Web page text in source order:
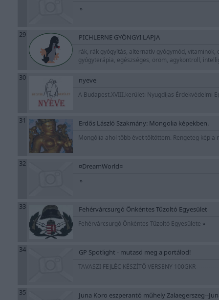
»
29 PICHLERNE GYÖNGYI LAPJA
rák, rák gyógyítás, alternatív gyógymód,
gyógyterápia, egészséges, öröm, agykontroll,
30 nyeve
A Budapest.XVIII.kerületi Nyugdíjas Érdekvédelmi
31 Erdős László Szakmány: Mongolia képekben.
Mongólia ahol több évet töltöttem. Rengeteg kép
32 ¤DreamWorld¤
»
33 Fehérvárcsurgó Önkéntes Tűzoltó Egyesület
Fehérvárcsurgó Önkéntes Tűzoltó Egyesülete »
34 GP Spotlight - mutasd meg a portálod!
TAVASZI FEJLÉC KÉSZÍTŐ VERSENY 100GKR
35 Juna Koro eszperantó műhely Zalaegerszeg--